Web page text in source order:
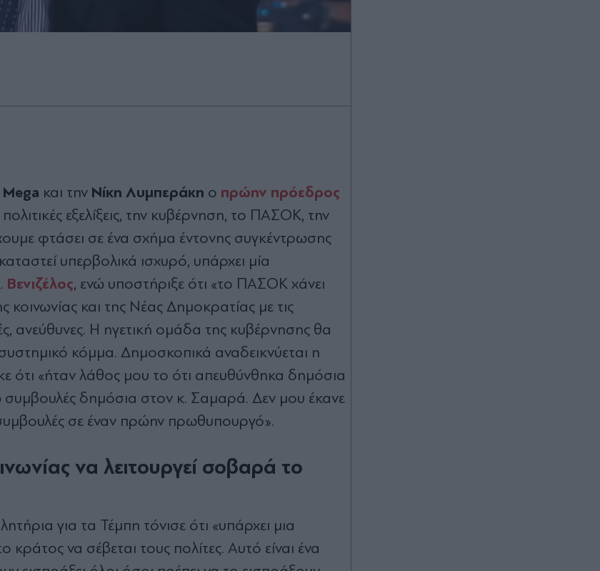
Mega και την Νίκη Λυμπεράκη ο πρώην πρόεδρος
πολιτικές εξελίξεις, την κυβέρνηση, το ΠΑΣΟΚ, την
φτάσει σε ένα σχήμα έντονης συγκέντρωσης
υπερβολικά ισχυρό, υπάρχει μία
Βενιζέλος, ενώ υποστήριξε ότι «το ΠΑΣΟΚ χάνει
κοινωνίας και της Νέας Δημοκρατίας με τις
ανεύθυνες. Η ηγετική ομάδα της κυβέρνησης θα
κόμμα. Δημοσκοπικά αναδεικνύεται η
ότι «ήταν λάθος μου το ότι απευθύνθηκα δημόσια
δημόσια στον κ. Σαμαρά. Δεν μου έκανε
σε έναν πρώην πρωθυπουργό».
να λειτουργεί σοβαρά το
για τα Τέμπη τόνισε ότι «υπάρχει μια
να σέβεται τους πολίτες. Αυτό είναι ένα